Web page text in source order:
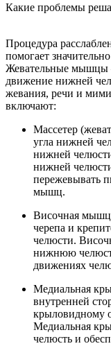
Какие проблемы
Процедура
помогает
Жевательные мышцы
движение нижней
жевания, речи и
включают:
Массетер
угла нижней
нижней
нижней
пережевывать
мышц.
Височная
черепа и
челюсти.
нижнюю
движениях
Медиальная
внутренней
крыловидному
Медиальная
челюсть и